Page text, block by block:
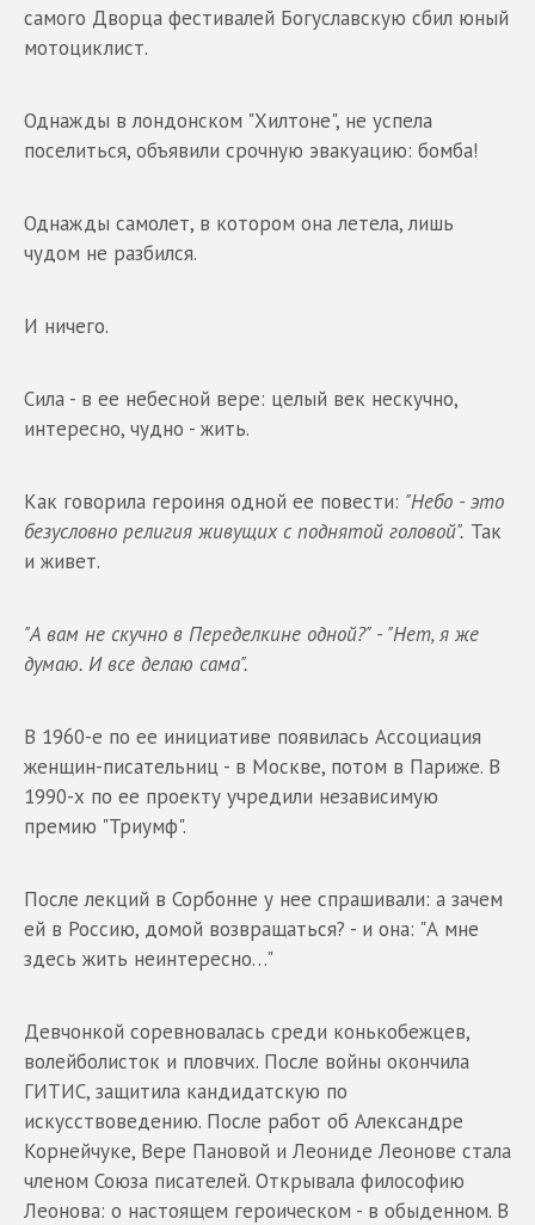
самого Дворца фестивалей Богуславскую сбил юный
мотоциклист.
Однажды в лондонском "Хилтоне", не успела
поселиться, объявили срочную эвакуацию: бомба!
Однажды самолет, в котором она летела, лишь
чудом не разбился.
И ничего.
Сила - в ее небесной вере: целый век нескучно,
интересно, чудно - жить.
Как говорила героиня одной ее повести: "Небо - это
безусловно религия живущих с поднятой головой". Так
и живет.
"А вам не скучно в Переделкине одной?" - "Нет, я же
думаю. И все делаю сама".
В 1960-е по ее инициативе появилась Ассоциация
женщин-писательниц - в Москве, потом в Париже. В
1990-х по ее проекту учредили независимую
премию "Триумф".
После лекций в Сорбонне у нее спрашивали: а зачем
ей в Россию, домой возвращаться? - и она: "А мне
здесь жить неинтересно…"
Девчонкой соревновалась среди конькобежцев,
волейболисток и пловчих. После войны окончила
ГИТИС, защитила кандидатскую по
искусствоведению. После работ об Александре
Корнейчуке, Вере Пановой и Леониде Леонове стала
членом Союза писателей. Открывала философию
Леонова: о настоящем героическом - в обыденном. В